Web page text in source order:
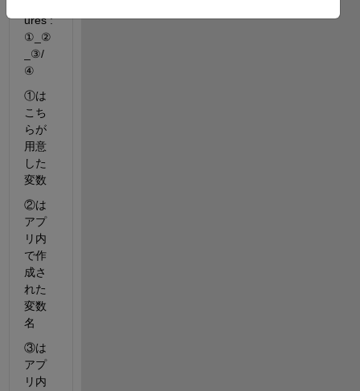
ures :
①_②
_③/
④
①は
こち
らが
用意
した
変数
②は
アプ
リ内
で作
成さ
れた
変数
名
③は
アプ
リ内